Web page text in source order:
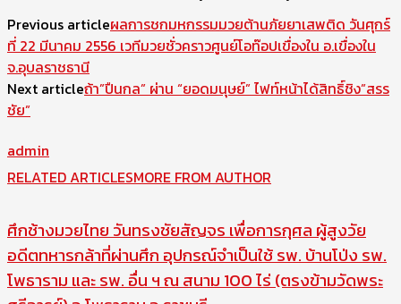
Previous articleผลการชกมหกรรมมวยต้านภัยยาเสพติด วันศุกร์
ที่ 22 มีนาคม 2556 เวทีมวยชั่วคราวศูนย์โอท๊อปเขื่องใน อ.เขื่องใน
จ.อุบลราชธานี
Next articleถ้า”ปืนกล” ผ่าน “ยอดมนุษย์” ไฟท์หน้าได้สิทธิ์ชิง”สรร
ชัย”
admin
RELATED ARTICLESMORE FROM AUTHOR
ศึกช้างมวยไทย วันทรงชัยสัญจร เพื่อการกุศล ผู้สูงวัย
อดีตทหารกล้าที่ผ่านศึก อุปกรณ์จำเป็นใช้ รพ. บ้านโป่ง รพ.
โพธาราม และ รพ. อื่น ฯ ณ สนาม 100 ไร่ (ตรงข้ามวัดพระ